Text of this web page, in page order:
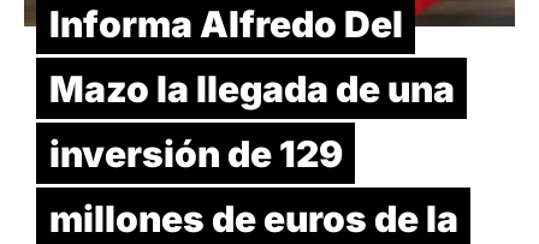
Informa Alfredo Del
Mazo la llegada de una
inversión de 129
millones de euros de la